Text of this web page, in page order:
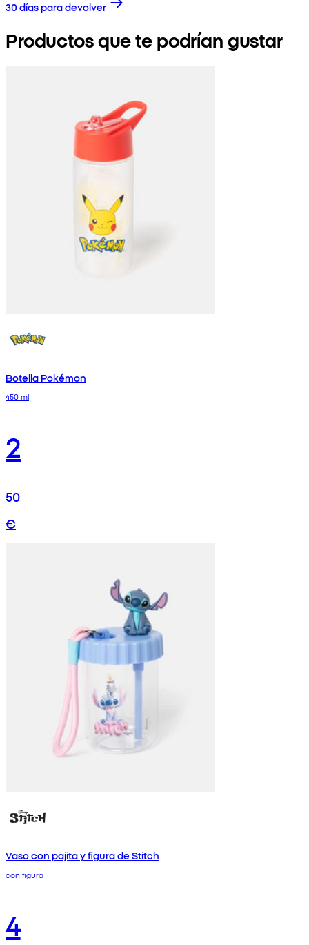
30 días para devolver
Productos que te podrían gustar
Botella Pokémon
450 ml
2
50
€
Vaso con pajita y figura de Stitch
con figura
4